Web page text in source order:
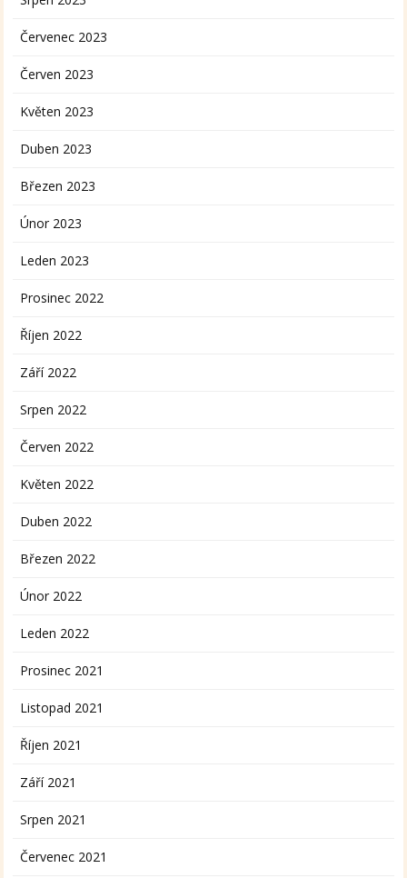
Červenec 2023
Červen 2023
Květen 2023
Duben 2023
Březen 2023
Únor 2023
Leden 2023
Prosinec 2022
Říjen 2022
Září 2022
Srpen 2022
Červen 2022
Květen 2022
Duben 2022
Březen 2022
Únor 2022
Leden 2022
Prosinec 2021
Listopad 2021
Říjen 2021
Září 2021
Srpen 2021
Červenec 2021